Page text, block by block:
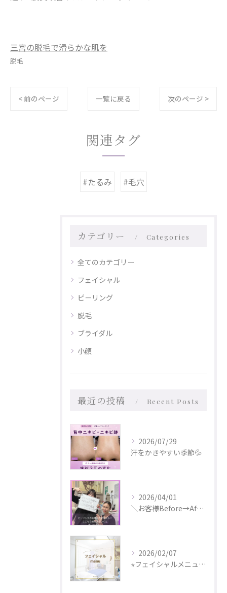
三宮の脱毛で滑らかな肌を
脱毛
< 前のページ 一覧に戻る 次のページ >
関連タグ
#たるみ #毛穴
カテゴリー Categories
全てのカテゴリー
フェイシャル
ピーリング
脱毛
ブライダル
小顔
最近の投稿 Recent Posts
2026/07/29
汗をかきやすい季節💦
2026/04/01
＼お客様Before→After✨／
2026/02/07
⭐︎フェイシャルメニュー更新しました⭐︎